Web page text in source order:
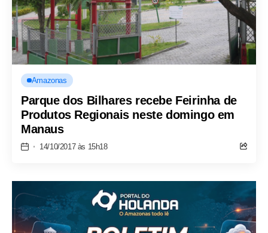
Amazonas
Parque dos Bilhares recebe Feirinha de
Produtos Regionais neste domingo em
Manaus
14/10/2017 às 15h18